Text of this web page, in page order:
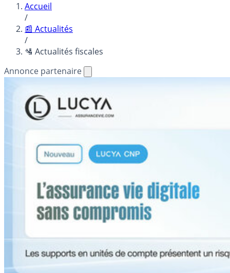
Accueil
/
📰 Actualités
/
🛂 Actualités fiscales
Annonce partenaire